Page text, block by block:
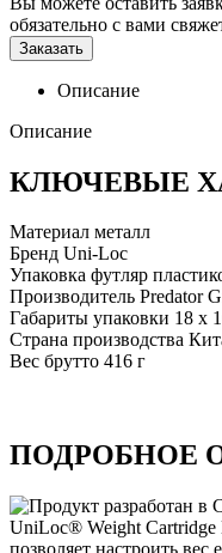
обязательно с вами
Заказать
Описание
Описание
КЛЮЧЕВЫЕ
Материал металл
Бренд Uni-Loc
Упаковка футляр
Производитель Predator
Габариты упаковки 18 х
Страна производства
Вес брутто 416 г
ПОДРОБНОЕ
Uni­Loc® Weight Cartridge